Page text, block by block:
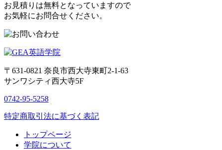
お見積りは無料となっていますので
お気軽にお問合せください。
〒631-0821 奈良市西大寺東町2-1-63
サンワシティ西大寺5F
0742-95-5258
特定商取引法に基づく表記
トップページ
学院について